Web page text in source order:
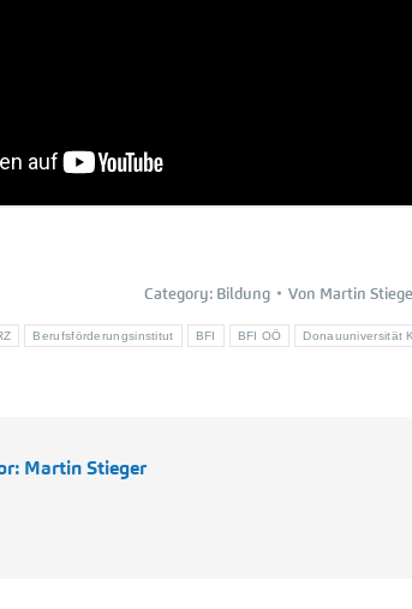
Category: Bildung Von Martin
Berufsförderungsinstitut BFI BFI OÖ Donauuniversität
Martin Stieger